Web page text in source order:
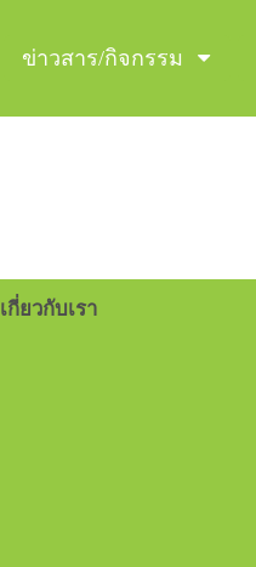
ข่าวสาร/กิจกรรม
เกี่ยวกับเรา